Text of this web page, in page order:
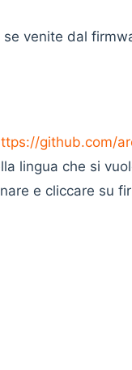
venite dal
github.com/
lingua che si
e cliccare su